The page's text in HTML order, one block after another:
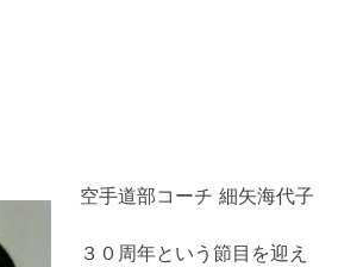
空手道部コーチ 細矢海代子
３０周年という節目を迎え